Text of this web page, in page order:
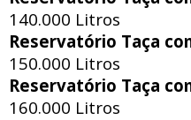
140.000 Litros
Reservatório Taça
150.000 Litros
Reservatório Taça
160.000 Litros